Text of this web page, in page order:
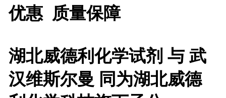
优惠 质量保障
湖北威德利化学试剂 与 武
汉维斯尔曼 同为湖北威德